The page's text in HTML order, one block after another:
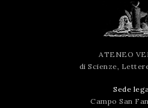
ATENEO
di Scienze,
Sede
Campo San